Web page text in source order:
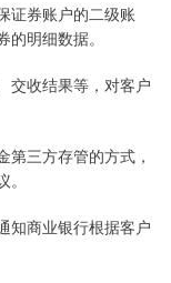
证券账户的二级账
明细数据。
交收结果等，对客户
三方存管的方式，
知商业银行根据客户